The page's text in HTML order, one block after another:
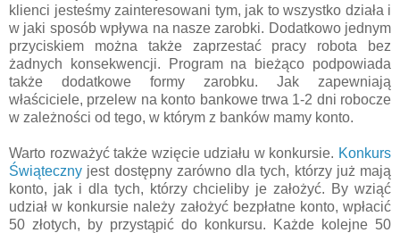
klienci jesteśmy zainteresowani tym, jak to wszystko działa i
w jaki sposób wpływa na nasze zarobki. Dodatkowo jednym
przyciskiem można także zaprzestać pracy robota bez
żadnych konsekwencji. Program na bieżąco podpowiada
także dodatkowe formy zarobku. Jak zapewniają
właściciele, przelew na konto bankowe trwa 1-2 dni robocze
w zależności od tego, w którym z banków mamy konto.
Warto rozważyć także wzięcie udziału w konkursie. Konkurs
Świąteczny jest dostępny zarówno dla tych, którzy już mają
konto, jak i dla tych, którzy chcieliby je założyć. By wziąć
udział w konkursie należy założyć bezpłatne konto, wpłacić
50 złotych, by przystąpić do konkursu. Każde kolejne 50